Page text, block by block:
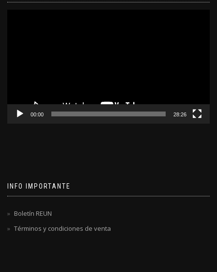
00:00 28:26
INFO IMPORTANTE
Boletín REUN
Términos y condiciones de venta